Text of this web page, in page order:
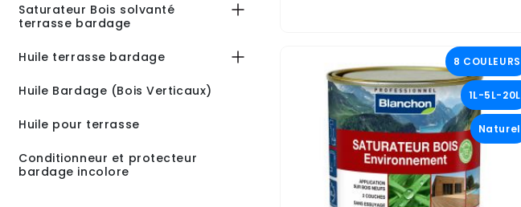
Saturateur Bois solvanté
terrasse bardage
Huile terrasse bardage
Huile Bardage (Bois Verticaux)
Huile pour terrasse
Conditionneur et protecteur
bardage incolore
8 COULEURS
1L-5L-20L
Naturel